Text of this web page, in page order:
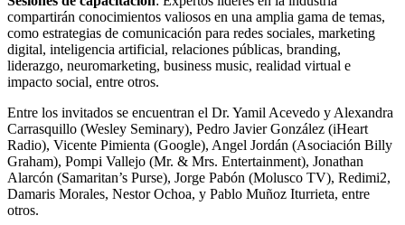
compartirán conocimientos valiosos en una amplia gama de temas,
como estrategias de comunicación para redes sociales, marketing
digital, inteligencia artificial, relaciones públicas, branding,
liderazgo, neuromarketing, business music, realidad virtual e
impacto social, entre otros.
Entre los invitados se encuentran el Dr. Yamil Acevedo y Alexandra
Carrasquillo (Wesley Seminary), Pedro Javier González (iHeart
Radio), Vicente Pimienta (Google), Angel Jordán (Asociación Billy
Graham), Pompi Vallejo (Mr. & Mrs. Entertainment), Jonathan
Alarcón (Samaritan’s Purse), Jorge Pabón (Molusco TV), Redimi2,
Damaris Morales, Nestor Ochoa, y Pablo Muñoz Iturrieta, entre
otros.